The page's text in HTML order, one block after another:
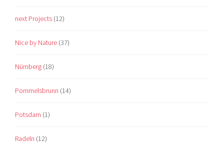
next Projects (12)
Nice by Nature (37)
Nürnberg (18)
Pommelsbrunn (14)
Potsdam (1)
Radeln (12)